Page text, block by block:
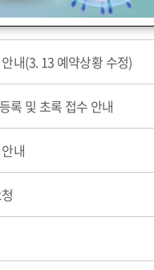
프로그램 안내
내(3. 13 예약상황 수정)
록 및 초록 접수 안내
내